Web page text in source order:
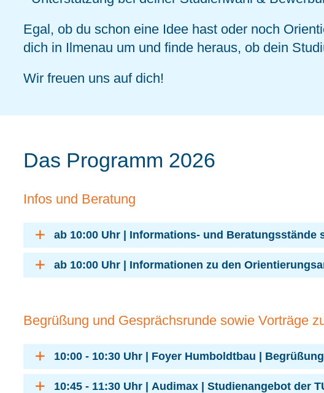
Egal, ob du schon eine Idee hast oder noch
dich in Ilmenau um und finde heraus, ob dein
Wir freuen uns auf dich!
Das Programm 2026
Infos und Beratung
ab 10:00 Uhr | Informations- und
ab 10:00 Uhr | Informationen zu den
Begrüßung und Gesprächsrunde sowie Vorträge
10:00 - 10:30 Uhr | Foyer Humboldtbau |
10:45 - 11:30 Uhr | Audimax | Studienangebot der